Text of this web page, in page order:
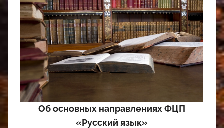
Об основных направлениях ФЦП
«Русский язык»